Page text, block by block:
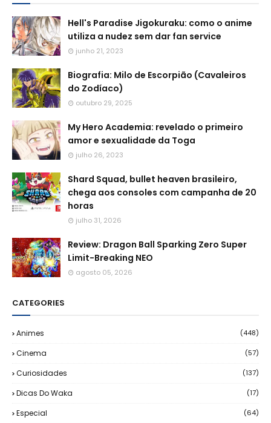
Hell's Paradise Jigokuraku: como o anime
utiliza a nudez sem dar fan service
junho 21, 2023
Biografia: Milo de Escorpião (Cavaleiros
do Zodíaco)
outubro 29, 2025
My Hero Academia: revelado o primeiro
amor e sexualidade da Toga
julho 26, 2023
Shard Squad, bullet heaven brasileiro,
chega aos consoles com campanha de 20
horas
julho 31, 2026
Review: Dragon Ball Sparking Zero Super
Limit-Breaking NEO
agosto 05, 2026
CATEGORIES
Animes (448)
Cinema (57)
Curiosidades (137)
Dicas Do Waka (17)
Especial (64)